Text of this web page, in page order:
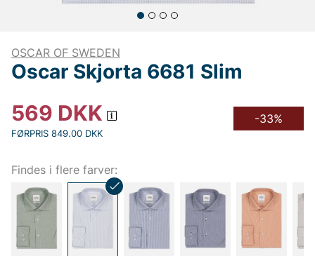
OSCAR OF SWEDEN
Oscar Skjorta 6681 Slim
569 DKK
FØRPRIS 849.00 DKK
-33%
Findes i flere farver: